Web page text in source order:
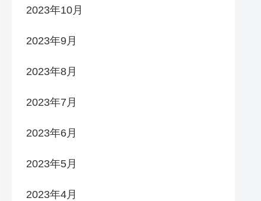
2023年10月
2023年9月
2023年8月
2023年7月
2023年6月
2023年5月
2023年4月